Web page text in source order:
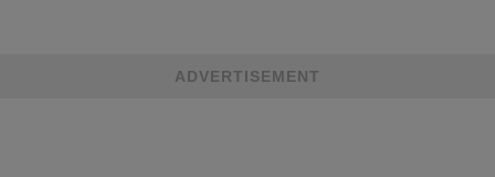
ADVERTISEMENT